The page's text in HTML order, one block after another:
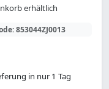
erhältlich
853044ZJ0013
in nur 1 Tag